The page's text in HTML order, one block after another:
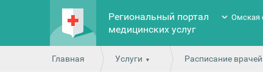
Региональный портал
медицинских услуг
Омская
Главная Услуги Расписание врачей